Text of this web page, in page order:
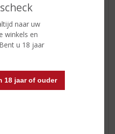
naar uw
winkels en
u 18 jaar
18 jaar of ouder
nera di Brindisi. Het is
van kersen en laurier.
goede structuur en een
IGPis gemaakt van 100%
kleur. De aroma’s